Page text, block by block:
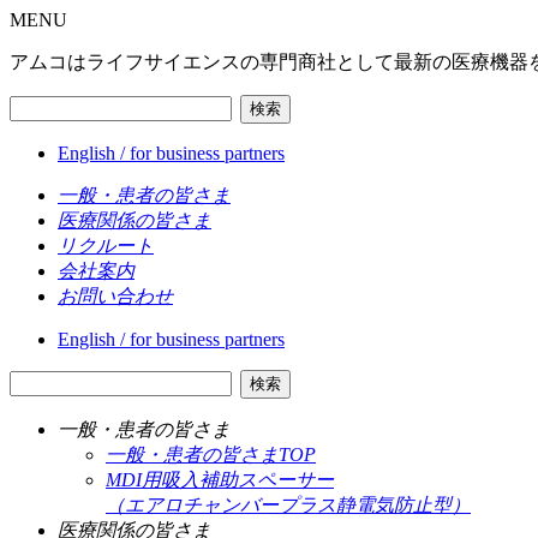
MENU
アムコはライフサイエンスの専門商社として最新の医療機器
検索
English / for business partners
一般・患者の皆さま
医療関係の皆さま
リクルート
会社案内
お問い合わせ
English / for business partners
検索
一般・患者の皆さま
一般・患者の皆さまTOP
MDI用吸入補助スペーサー
（エアロチャンバープラス静電気防止型）
医療関係の皆さま